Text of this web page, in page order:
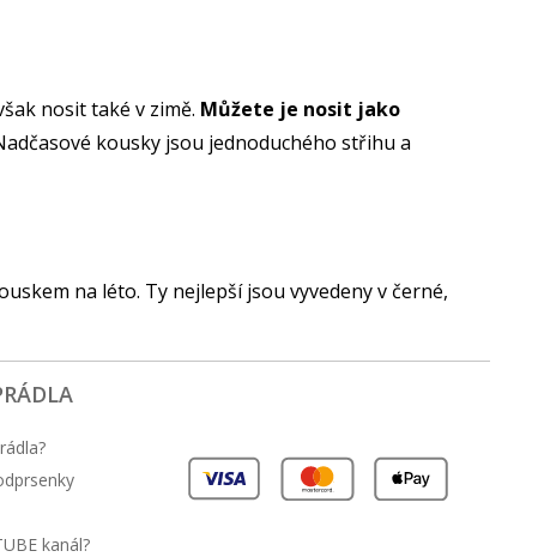
nosit také v zimě. Můžete je nosit jako
kousky jsou jednoduchého střihu a
na léto. Ty nejlepší jsou vyvedeny v černé,
kanál?